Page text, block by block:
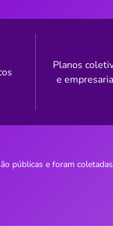
Planos
e
públicas e foram